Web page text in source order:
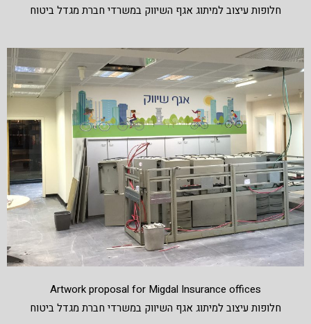
חלופות עיצוב למיתוג אגף השיווק במשרדי חברת מגדל ביטוח
Artwork proposal for Migdal Insurance offices
חלופות עיצוב למיתוג אגף השיווק במשרדי חברת מגדל ביטוח